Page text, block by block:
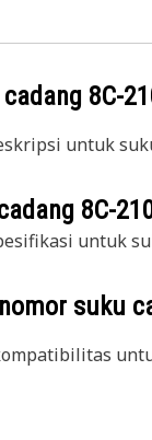
8C-
untuk
8C-
untuk
suku